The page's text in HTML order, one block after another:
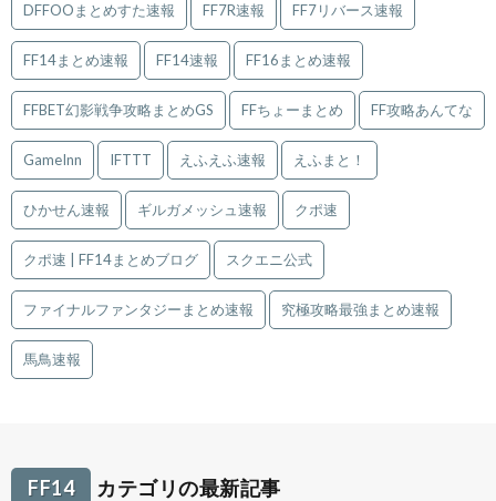
DFFOOまとめすた速報 FF7R速報 FF7リバース速報
FF14まとめ速報 FF14速報 FF16まとめ速報
FFBET幻影戦争攻略まとめGS FFちょーまとめ FF攻略あんてな
GameInn IFTTT えふえふ速報 えふまと！
ひかせん速報 ギルガメッシュ速報 クポ速
クポ速 | FF14まとめブログ スクエニ公式
ファイナルファンタジーまとめ速報 究極攻略最強まとめ速報
馬鳥速報
FF14 カテゴリの最新記事